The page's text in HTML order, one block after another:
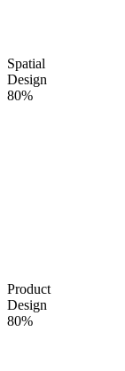
Spatial
Design
80%
Product
Design
80%